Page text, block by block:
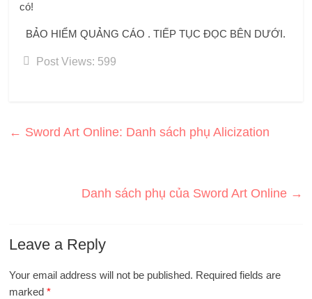
có!
BẢO HIỂM QUẢNG CÁO . TIẾP TỤC ĐỌC BÊN DƯỚI.
Post Views: 599
← Sword Art Online: Danh sách phụ Alicization
Danh sách phụ của Sword Art Online →
Leave a Reply
Your email address will not be published. Required fields are
marked*